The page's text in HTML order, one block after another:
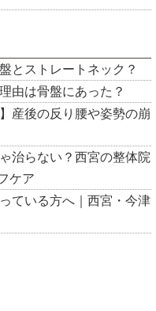
とストレートネック？
由は骨盤にあった？
産後の反り腰や姿勢の崩
治らない？西宮の整体院
ケア
ている方へ｜西宮・今津